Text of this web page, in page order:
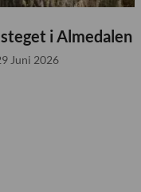
i Almedalen
Juni 2026